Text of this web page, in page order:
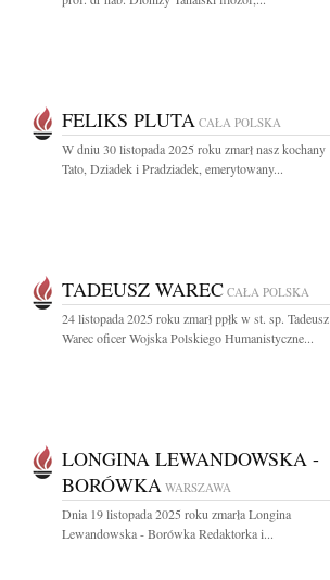
FELIKS PLUTA CAŁA POLSKA
W dniu 30 listopada 2025 roku zmarł nasz kochany
Tato, Dziadek i Pradziadek, emerytowany...
TADEUSZ WAREC CAŁA POLSKA
24 listopada 2025 roku zmarł ppłk w st. sp. Tadeusz
Warec oficer Wojska Polskiego Humanistyczne...
LONGINA LEWANDOWSKA -
BORÓWKA WARSZAWA
Dnia 19 listopada 2025 roku zmarła Longina
Lewandowska - Borówka Redaktorka i...